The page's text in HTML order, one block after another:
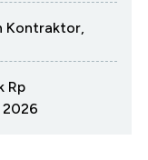
Kontraktor,
Rp
2026